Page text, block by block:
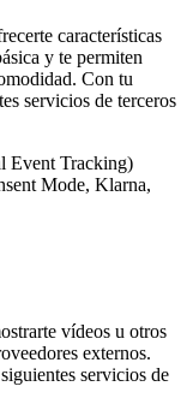
características
y te permiten
Con tu
servicios de terceros
Event Tracking)
Mode, Klarna,
vídeos u otros
externos.
servicios de